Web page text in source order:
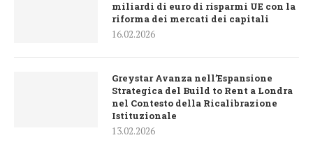
miliardi di euro di risparmi UE con la
riforma dei mercati dei capitali
16.02.2026
Greystar Avanza nell’Espansione
Strategica del Build to Rent a Londra
nel Contesto della Ricalibrazione
Istituzionale
13.02.2026